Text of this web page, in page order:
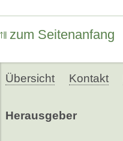
zum Seitenanfang
Übersicht Kontakt
Herausgeber